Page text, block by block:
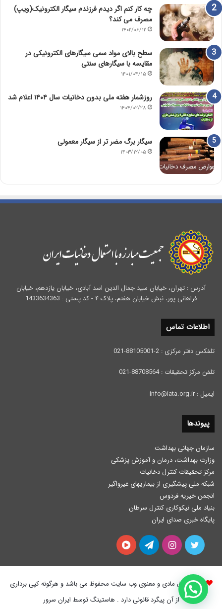
چه کار کنم اگر دیدم فرزندم سیگار الکترونیک(ویپ)
مصرف می کند؟
۱۴۰۲/۰۶/۱۲
سطح بالای مواد سمی سیگارهای الکترونیکی در
مقایسه با سیگارهای سنتی
۱۴۰۱/۰۴/۱۵
روزشمار هفته ملی بدون دخانیات سال ۱۴۰۴ اعلام شد
۱۴۰۴/۰۲/۲۸
سیگار برگ مضر تر از سیگار معمولی
۱۴۰۳/۱۲/۰۵
آدرس : تهران، خیابان سید جمال الدین اسد آبادی، خیابان یازدهم، خیابان
فراهانی پور، نبش خیابان هفتم، پلاک ۴ - کد پستی : 1433634363
اطلاعات تماس
تلفکس دفتر مرکزی : 2-88105001-021
تلفن مرکز تحقیقات : 88708564-021
ایمیل : info@iata.org.ir
پیوندها
سازمان جهانی بهداشت
وزارت بهداشت، درمان و آموزش پزشكی
مرکز تحقیقات کنترل دخانیات
شبکه ملی پیشگیری از بیماریهای غیرواگیر
انجمن خیریه فردوس
بنیاد ملی نیکوکاری کنترل سرطان
پایگاه خبری صدای ایران
توییتر اینستاگرامتلگرام آپارات
کلیه حقوق مادی و معنوی وب سایت محفوظ می باشد و هرگونه کپی برداری
از آن پیگرد قانونی دارد . هاستینگ توسط ایران سرور